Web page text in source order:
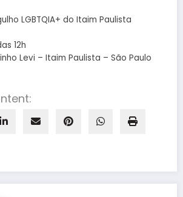
LGBTQIA+ do Itaim Paulista
12h
Levi – Itaim Paulista – São Paulo